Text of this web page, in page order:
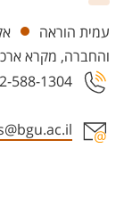
עמית הוראה
והחברה, מקרא
588-1304